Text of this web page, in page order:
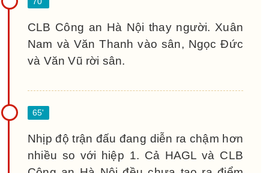
CLB Công an Hà Nội thay người. Xuân
Nam và Văn Thanh vào sân, Ngọc Đức
và Văn Vũ rời sân.
Nhịp độ trận đấu đang diễn ra chậm hơn
nhiều so với hiệp 1. Cả HAGL và CLB